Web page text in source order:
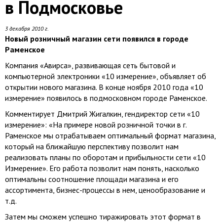
в Подмосковье
3 декабря 2010 г.
Новый розничный магазин сети появился в городе
Раменское
Компания «Авирса», развивающая сеть бытовой и
компьютерной электроники «10 измерение», объявляет об
открытии нового магазина. В конце ноября 2010 года «10
измерение» появилось в подмосковном городе Раменское.
Комментирует Дмитрий Жигалкин, гендиректор сети «10
измерение»: «На примере новой розничной точки в г.
Раменское мы отрабатываем оптимальный формат магазина,
который на ближайшую перспективу позволит нам
реализовать планы по оборотам и прибыльности сети «10
Измерение». Его работа позволит нам понять, насколько
оптимальны соотношение площади магазина и его
ассортимента, бизнес-процессы в нем, ценообразование и
т.д.
Затем мы сможем успешно тиражировать этот формат в